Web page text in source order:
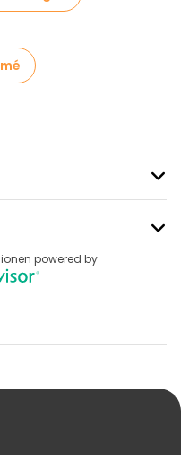
powered by